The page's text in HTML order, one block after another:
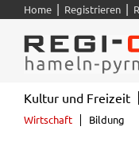
Home | Registrieren |
Kultur und Freizeit
Wirtschaft Bildung